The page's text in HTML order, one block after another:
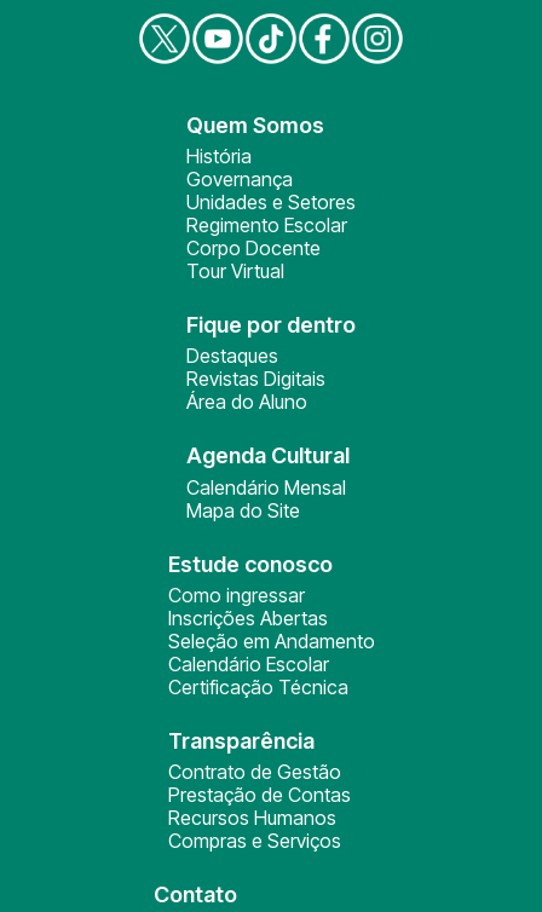
Quem Somos
História
Governança
Unidades e Setores
Regimento Escolar
Corpo Docente
Tour Virtual
Fique por dentro
Destaques
Revistas Digitais
Área do Aluno
Agenda Cultural
Calendário Mensal
Mapa do Site
Estude conosco
Como ingressar
Inscrições Abertas
Seleção em Andamento
Calendário Escolar
Certificação Técnica
Transparência
Contrato de Gestão
Prestação de Contas
Recursos Humanos
Compras e Serviços
Contato